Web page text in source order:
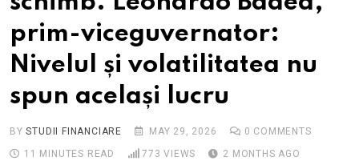
prim-viceguvernator:
Nivelul și volatilitatea nu
spun același lucru
BYSTUDII FINANCIARE MAY 29, 2026 0 COMMENTS
11 MINUTES READ
773 VIEWS 2 MONTHS AGO